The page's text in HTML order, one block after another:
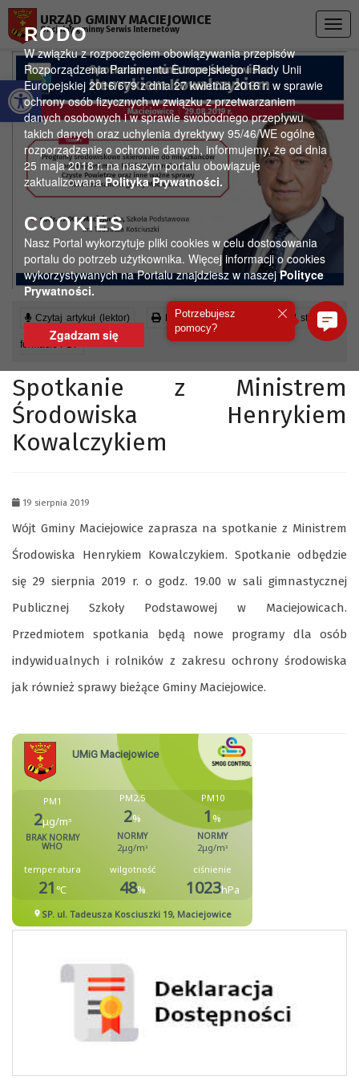
Otwórz pasek narzędzi
RODO
W związku z rozpoczęciem obowiązywania przepisów
Rozporządzenia Parlamentu Europejskiego i Rady Unii
Europejskiej 2016/679 z dnia 27 kwietnia 2016 r. w sprawie
ochrony osób fizycznych w związku z przetwarzaniem
danych osobowych i w sprawie swobodnego przepływu
takich danych oraz uchylenia dyrektywy 95/46/WE ogólne
rozporządzenie o ochronie danych, informujemy, że od dnia
25 maja 2018 r. na naszym portalu obowiązuje
zaktualizowanaPolityka Prywatności.
COOKIES
Nasz Portal wykorzytuje pliki cookies w celu dostosowania
portalu do potrzeb użytkownika. Więcej informacji o cookies
wykorzystywanych na Portalu znajdziesz w naszejPolityce
Prywatności.
Zgadzam się
URZĄD GMINY MACIEJOWICE
Oficjalny gminny Serwis Internetowy
Czytaj artykuł (lektor) Drukuj stronę Wyświetl stronę w
formacie PDF
Spotkanie z Ministrem
Środowiska Henrykiem
Kowalczykiem
19 sierpnia 2019
Wójt Gminy Maciejowice zaprasza na spotkanie z Ministrem
Środowiska Henrykiem Kowalczykiem. Spotkanie odbędzie
się 29 sierpnia 2019 r. o godz. 19.00 w sali gimnastycznej
Publicznej Szkoły Podstawowej w Maciejowicach.
Przedmiotem spotkania będą nowe programy dla osób
indywidualnych i rolników z zakresu ochrony środowiska
jak również sprawy bieżące Gminy Maciejowice.
Potrzebujesz
pomocy?